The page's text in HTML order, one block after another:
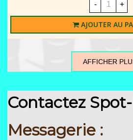
AJOUTER AU
AFFICHER
Contactez
Messagerie :